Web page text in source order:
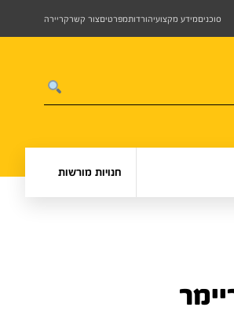
סוכניםמידע מקצועיהורדותמפרטיםצור קשרקריירה
חנויות מורשות